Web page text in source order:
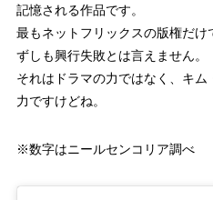
13回 1部
13回 2部
14回 2部
15回 1部
記憶される作品です。
最もネットフリックスの版権だ
ずしも興行失敗とは言えません。
それはドラマの力ではなく、キ
力ですけどね。
※数字はニールセンコリア調べ